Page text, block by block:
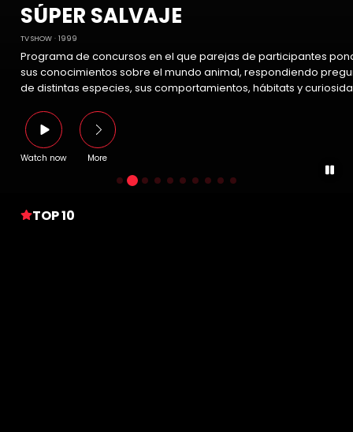
SÚPER SALVAJE
TV SHOW 1999
Programa de concursos en el que parejas de participantes
sus conocimientos sobre el mundo animal, respondiendo
de distintas especies, sus comportamientos, hábitats y
Watch now More
TOP 10